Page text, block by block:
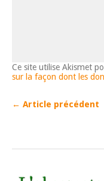
Ce site utilise Akismet
sur la façon dont les
← Article précédent